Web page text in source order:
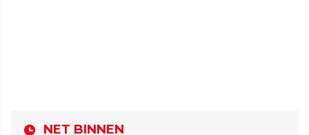
NET BINNEN